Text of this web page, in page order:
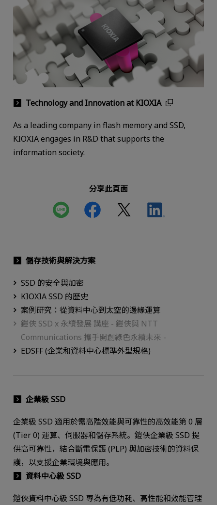
Technology and Innovation at KIOXIA
As a leading company in flash memory and SSD,
KIOXIA engages in R&D that supports the
information society.
分享此頁面
儲存技術與解決方案
SSD 的安全與加密
KIOXIA SSD 的歷史
案例研究：從資料中心到太空的邊緣運算
鎧俠 SSD x 永續發展 講座 - 鎧俠與 NTT
Communications 攜手開創綠色永續未來 -
EDSFF (企業和資料中心標準外型規格)
企業級 SSD
企業級 SSD 適用於需高階效能與可靠性的高效能第 0 層
(Tier 0) 運算、伺服器和儲存系統。鎧俠企業級 SSD 提
供高可靠性，結合斷電保護 (PLP) 與加密技術的資料保
護，以支援企業環境與應用。
資料中心級 SSD
鎧俠資料中心級 SSD 專為有低功耗、高性能和效能管理